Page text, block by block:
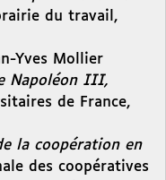
du travail,
Yves Mollier
Napoléon III,
de France,
la coopération en
des coopératives